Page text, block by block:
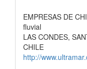
EMPRESAS DE
fluvial
LAS CONDES,
CHILE
http://